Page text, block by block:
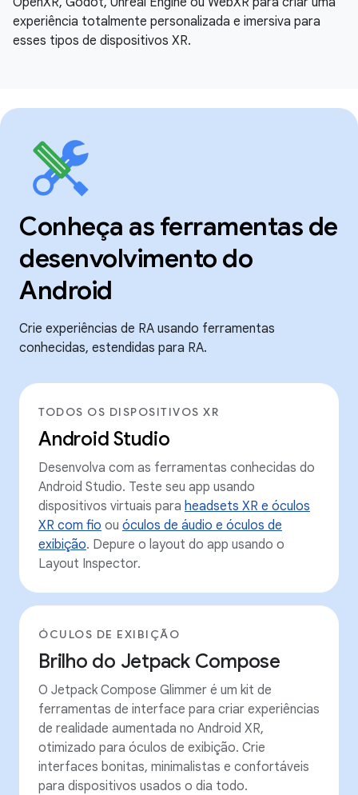
experiência totalmente personalizada e imersiva para
esses tipos de dispositivos XR.
Conheça as ferramentas de
desenvolvimento do
Android
Crie experiências de RA usando ferramentas
conhecidas, estendidas para RA.
TODOS OS DISPOSITIVOS XR
Android Studio
Desenvolva com as ferramentas conhecidas do
Android Studio. Teste seu app usando
dispositivos virtuais para headsets XR e óculos
XR com fio ou óculos de áudio e óculos de
exibição. Depure o layout do app usando o
Layout Inspector.
ÓCULOS DE EXIBIÇÃO
Brilho do Jetpack Compose
O Jetpack Compose Glimmer é um kit de
ferramentas de interface para criar experiências
de realidade aumentada no Android XR,
otimizado para óculos de exibição. Crie
interfaces bonitas, minimalistas e confortáveis
para dispositivos usados o dia todo.